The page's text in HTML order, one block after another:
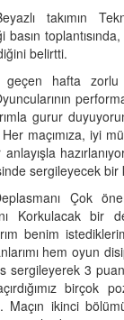
Beyazlı takımın
basın
belirtti.
geçen hafta zorlu
gurur
maçımıza, iyi
sergileyecek bir
Çok
Korkulacak bir
benim
hem oyun
sergileyerek 3
Maçın ikinci